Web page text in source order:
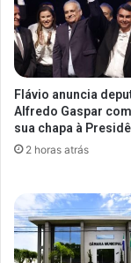
Flávio anuncia
Alfredo Gaspar
sua chapa à
2 horas atrás